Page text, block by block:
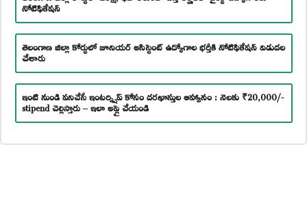
నోటిఫికేషన్
తెలంగాణ జిల్లా కోర్టులో జూనియర్ అసిస్టెంట్ ఉద్యోగాల భర్తీకి నోటిఫికేషన్ విడుదల
చేశారు
ఇంటి నుండి పనిచేసే ఇంటర్న్షిప్ కోసం దరఖాస్తుల ఆహ్వానం : నెలకు ₹20,000/-
stipend చెల్లిస్తారు – ఇలా అప్లై చేయండి